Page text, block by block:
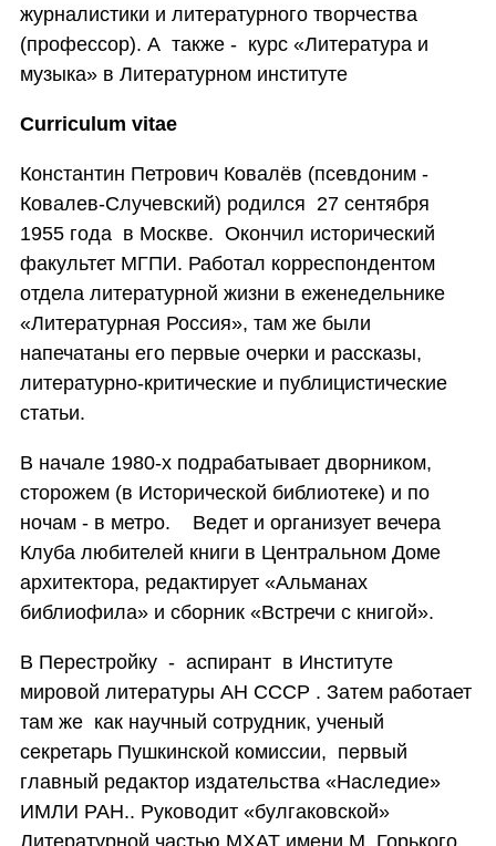
журналистики и литературного творчества
(профессор). А также - курс «Литература и
музыка» в Литературном институте
Curriculum vitae
Константин Петрович Ковалёв (псевдоним -
Ковалев-Случевский) родился 27 сентября
1955 года в Москве. Окончил исторический
факультет МГПИ. Работал корреспондентом
отдела литературной жизни в еженедельнике
«Литературная Россия», там же были
напечатаны его первые очерки и рассказы,
литературно-критические и публицистические
статьи.
В начале 1980-х подрабатывает дворником,
сторожем (в Исторической библиотеке) и по
ночам - в метро. Ведет и организует вечера
Клуба любителей книги в Центральном Доме
архитектора, редактирует «Альманах
библиофила» и сборник «Встречи с книгой».
В Перестройку - аспирант в Институте
мировой литературы АН СССР . Затем работает
там же как научный сотрудник, ученый
секретарь Пушкинской комиссии, первый
главный редактор издательства «Наследие»
ИМЛИ РАН.. Руководит «булгаковской»
Литературной частью МХАТ имени М. Горького